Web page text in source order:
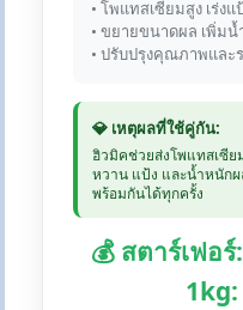
• โพแทสเซียมสูง เร่งแ
• ขยายขนาดผล เพิ่ม
• ปรับปรุงคุณภาพและ
💎 เหตุผลที่ใช้คู่กัน:
ฮิวมิคช่วยส่งโพแทสเซีย
หวาน แป้ง และน้ำหนัก
พร้อมกันได้ทุกครั้ง
💰 สตาร์เฟอ